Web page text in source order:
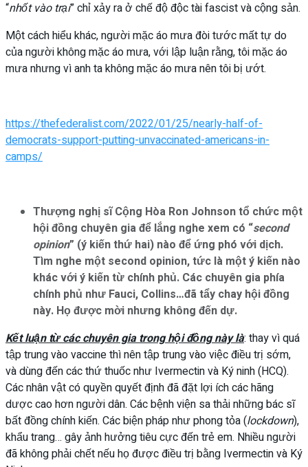
“nhốt vào trại” chỉ xảy ra ở chế độ độc tài fascist và cộng sản.
Một cách hiểu khác, người mặc áo mưa đòi tước mất tự do
của người không mặc áo mưa, với lập luận rằng, tôi mặc áo
mưa nhưng vì anh ta không mặc áo mưa nên tôi bị ướt.
https://thefederalist.com/2022/01/25/nearly-half-of-
democrats-support-putting-unvaccinated-americans-in-
camps/
Thượng nghị sĩ Cộng Hòa Ron Johnson tổ chức một
hội đồng chuyên gia để lắng nghe xem có “second
opinion” (ý kiến thứ hai) nào để ứng phó với dịch.
Tìm nghe một second opinion, tức là một ý kiến nào
khác với ý kiến từ chính phủ. Các chuyên gia phía
chính phủ như Fauci, Collins…đã tẩy chay hội đồng
này. Họ được mời nhưng không đến dự.
Kết luận từ các chuyên gia trong hội đồng này là: thay vì quá
tập trung vào vaccine thì nên tập trung vào việc điều trị sớm,
và dùng đến các thứ thuốc như Ivermectin và Ký ninh (HCQ).
Các nhân vật có quyền quyết định đã đặt lợi ích các hãng
dược cao hơn người dân. Các bệnh viện sa thải những bác sĩ
bất đồng chính kiến. Các biện pháp như phong tỏa (lockdown),
khẩu trang… gây ảnh hưởng tiêu cực đến trẻ em. Nhiều người
đã không phải chết nếu họ được điều trị bằng Ivermectin và Ký